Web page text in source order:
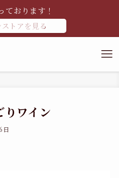
ております！
トアを見る
りワイン
日